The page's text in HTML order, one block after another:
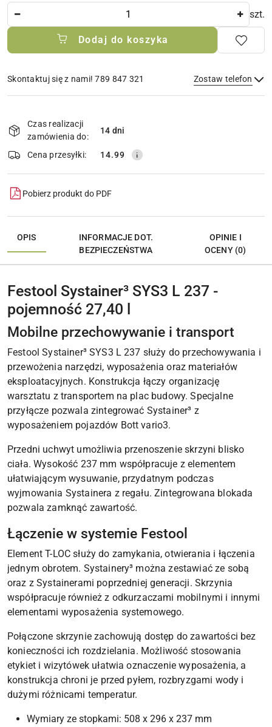
szt.
Dodaj do koszyka
Skontaktuj się z nami! 789 847 321 Zostaw telefon
Wyślij
dostawa
Czas realizacji
zamówienia do:
14 dni
Cena przesyłki: 14.99
Pobierz produkt do PDF
OPIS
INFORMACJE DOT.
BEZPIECZEŃSTWA
OPINIE I
OCENY (0)
Festool Systainer³ SYS3 L 237 -
pojemność 27,40 l
Mobilne przechowywanie i transport
Festool Systainer³ SYS3 L 237 służy do przechowywania i
przewożenia narzędzi, wyposażenia oraz materiałów
eksploatacyjnych. Konstrukcja łączy organizację
warsztatu z transportem na plac budowy. Specjalne
przyłącze pozwala zintegrować Systainer³ z
wyposażeniem pojazdów Bott vario3.
Przedni uchwyt umożliwia przenoszenie skrzyni blisko
ciała. Wysokość 237 mm współpracuje z elementem
ułatwiającym wysuwanie, przydatnym podczas
wyjmowania Systainera z regału. Zintegrowana blokada
pozwala zamknąć zawartość.
Łączenie w systemie Festool
Element T-LOC służy do zamykania, otwierania i łączenia
jednym obrotem. Systainery³ można zestawiać ze sobą
oraz z Systainerami poprzedniej generacji. Skrzynia
współpracuje również z odkurzaczami mobilnymi i innymi
elementami wyposażenia systemowego.
Połączone skrzynie zachowują dostęp do zawartości bez
konieczności ich rozdzielania. Możliwość stosowania
etykiet i wizytówek ułatwia oznaczenie wyposażenia, a
konstrukcja chroni je przed pyłem, rozbryzgami wody i
dużymi różnicami temperatur.
Wymiary ze stopkami: 508 x 296 x 237 mm